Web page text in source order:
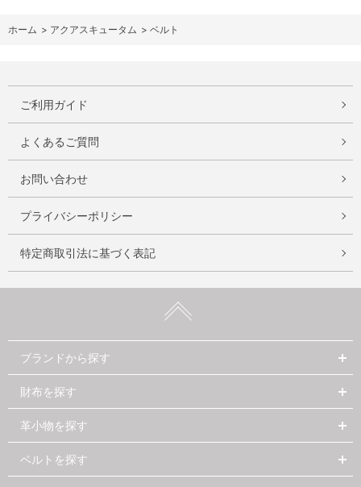
ホーム > アクアスキュータム > ベルト
ご利用ガイド
よくあるご質問
お問い合わせ
プライバシーポリシー
特定商取引法に基づく表記
ブランドから探す
財布を探す
革小物を探す
ベルトを探す